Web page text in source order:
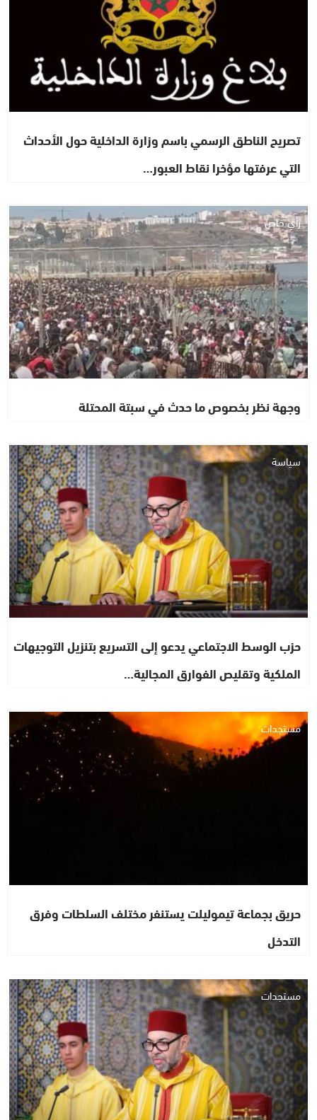
تصريح الناطق الرسمي باسم وزارة الداخلية حول الأحداث
التي عرفتها مؤخرا نقاط العبور…
رأي خاص
وجهة نظر بخصوص ما حدث في سبتة المحتلة
سياسة
حزب الوسط الاجتماعي يدعو إلى التسريع بتنزيل التوجيهات
الملكية وتقليص الفوارق المجالية…
مستجدات
حريق بجماعة تيموليلت يستنفر مختلف السلطات وفرق
التدخل
مستجدات